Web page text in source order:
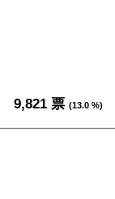
9,821 票 (13.0 %)